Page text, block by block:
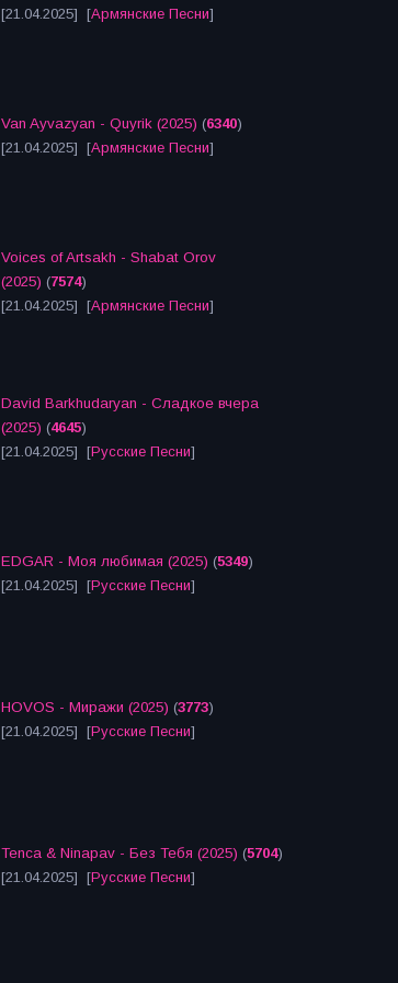
[21.04.2025] [Армянские Песни]
Van Ayvazyan - Quyrik (2025) (6340)
[21.04.2025] [Армянские Песни]
Voices of Artsakh - Shabat Orov
(2025) (7574)
[21.04.2025] [Армянские Песни]
David Barkhudaryan - Сладкое вчера
(2025) (4645)
[21.04.2025] [Русские Песни]
EDGAR - Моя любимая (2025) (5349)
[21.04.2025] [Русские Песни]
HOVOS - Миражи (2025) (3773)
[21.04.2025] [Русские Песни]
Tenca & Ninapav - Без Тебя (2025) (5704)
[21.04.2025] [Русские Песни]